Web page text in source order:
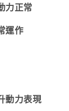
力正常
運作
動力表現